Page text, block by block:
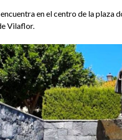
en el centro de la plaza
Vilaflor.